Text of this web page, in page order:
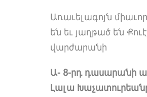
Առաւելագոյն
են եւ յաղթած են
վարժարանի
Ա- 8-րդ դասարանի
Լալա